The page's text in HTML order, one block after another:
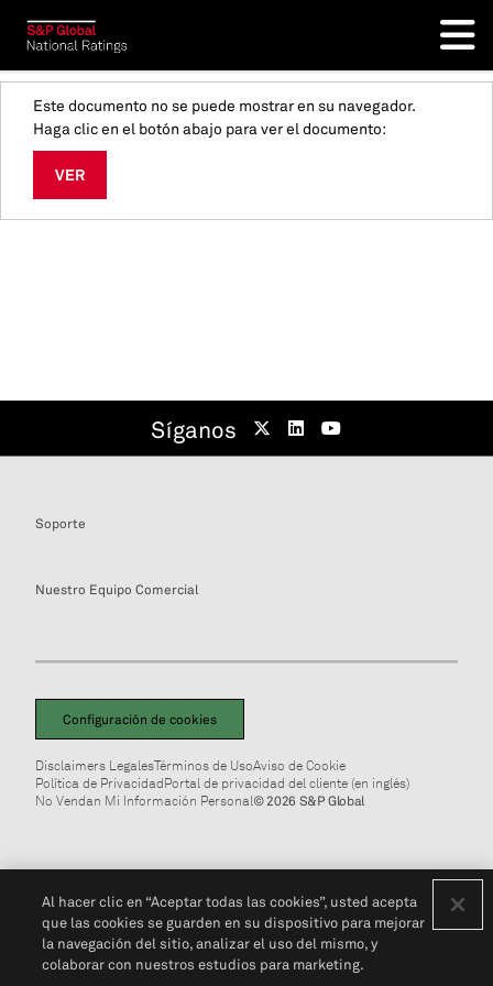
Este documento no se puede mostrar en su navegador.
Haga clic en el botón abajo para ver el documento:
VER
Síganos
Soporte
Nuestro Equipo Comercial
Configuración de cookies
Disclaimers LegalesTérminos de UsoAviso de Cookie
Política de PrivacidadPortal de privacidad del cliente (en inglés)
No Vendan Mi Información Personal© 2026 S&P Global
Al hacer clic en “Aceptar todas las cookies”, usted acepta
que las cookies se guarden en su dispositivo para mejorar
la navegación del sitio, analizar el uso del mismo, y
colaborar con nuestros estudios para marketing.